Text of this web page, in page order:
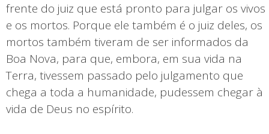
frente do juiz que está pronto para julgar os vivos
e os mortos. Porque ele também é o juiz deles, os
mortos também tiveram de ser informados da
Boa Nova, para que, embora, em sua vida na
Terra, tivessem passado pelo julgamento que
chega a toda a humanidade, pudessem chegar à
vida de Deus no espírito.